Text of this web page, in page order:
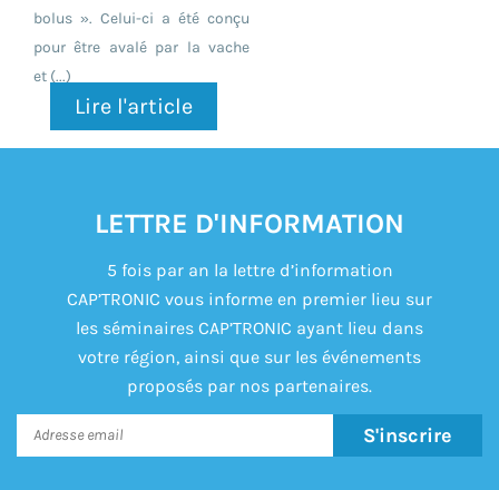
bolus ». Celui-ci a été conçu
pour être avalé par la vache
et (...)
Lire l'article
LETTRE D'INFORMATION
5 fois par an la lettre d’information
CAP’TRONIC vous informe en premier lieu sur
les séminaires CAP’TRONIC ayant lieu dans
votre région, ainsi que sur les événements
proposés par nos partenaires.
S'inscrire